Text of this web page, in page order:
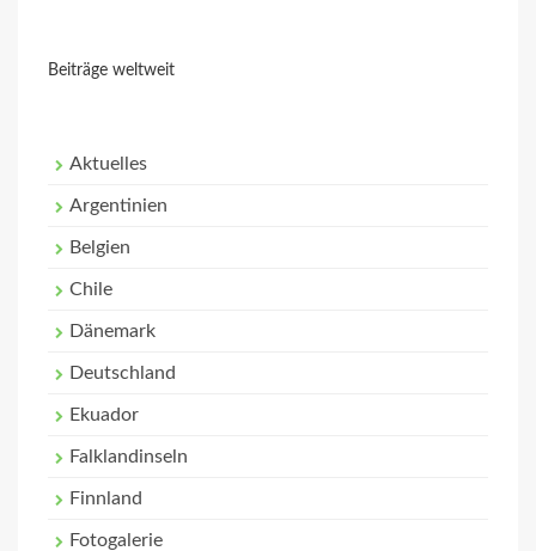
Beiträge weltweit
Aktuelles
Argentinien
Belgien
Chile
Dänemark
Deutschland
Ekuador
Falklandinseln
Finnland
Fotogalerie